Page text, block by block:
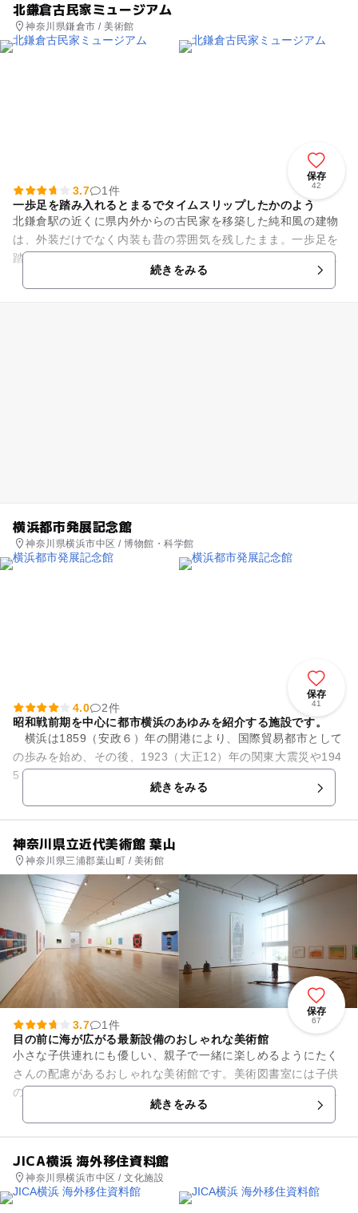
北鎌倉古民家ミュージアム
神奈川県鎌倉市 / 美術館
保存
42
3.7
1件
一歩足を踏み入れるとまるでタイムスリップしたかのよう
北鎌倉駅の近くに県内外からの古民家を移築した純和風の建物
は、外装だけでなく内装も昔の雰囲気を残したまま。一歩足を
踏み入れるとまるでタイムスリップしたかのよう。古民家のぬ
くもりを今も感じさせてくれ...続きをみる
横浜都市発展記念館
神奈川県横浜市中区 / 博物館・科学館
保存
41
4.0
2件
昭和戦前期を中心に都市横浜のあゆみを紹介する施設です。
横浜は1859（安政６）年の開港により、国際貿易都市として
の歩みを始め、その後、1923（大正12）年の関東大震災や194
5（昭和20）年の横浜大空襲により、大きな被害を受けながら
続きをみる
神奈川県立近代美術館 葉山
神奈川県三浦郡葉山町 / 美術館
保存
67
3.7
1件
目の前に海が広がる最新設備のおしゃれな美術館
小さな子供連れにも優しい、親子で一緒に楽しめるようにたく
さんの配慮があるおしゃれな美術館です。美術図書室には子供
のための美術に関する絵本もあります。展示室を出てすぐの散
策路や海岸により、寛げる空...続きをみる
JICA横浜 海外移住資料館
神奈川県横浜市中区 / 文化施設